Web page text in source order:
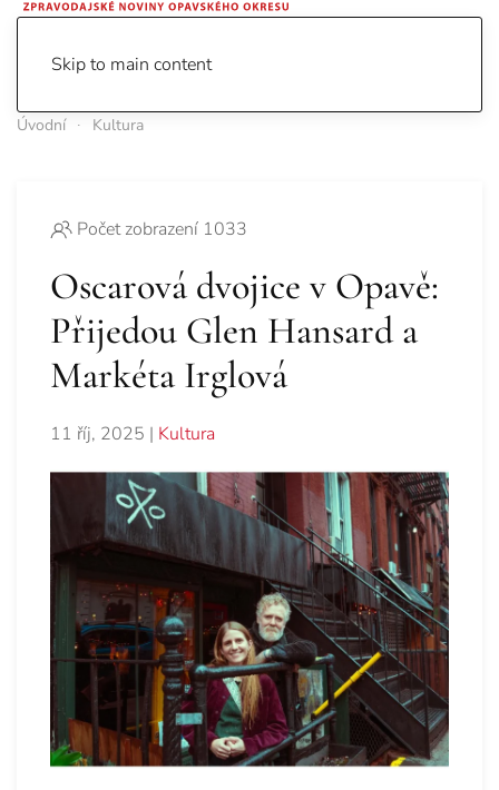
Skip to main content
Úvodní Kultura
Počet zobrazení 1033
Oscarová dvojice v Opavě:
Přijedou Glen Hansard a
Markéta Irglová
11 říj, 2025 | Kultura